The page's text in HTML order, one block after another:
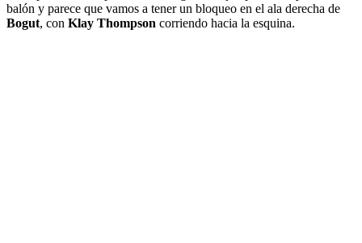
balón y parece que vamos a tener un bloqueo en el ala derecha de
Bogut, con Klay Thompson corriendo hacia la esquina.